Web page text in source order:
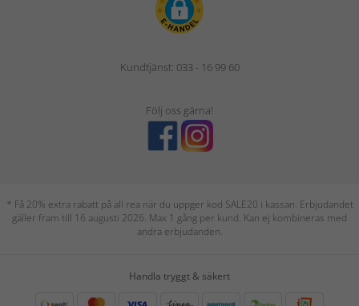
Kundtjänst: 033 - 16 99 60
Följ oss gärna!
* Få 20% extra rabatt på all rea när du uppger kod SALE20 i kassan. Erbjudandet
gäller fram till 16 augusti 2026. Max 1 gång per kund. Kan ej kombineras med
andra erbjudanden.
Handla tryggt & säkert